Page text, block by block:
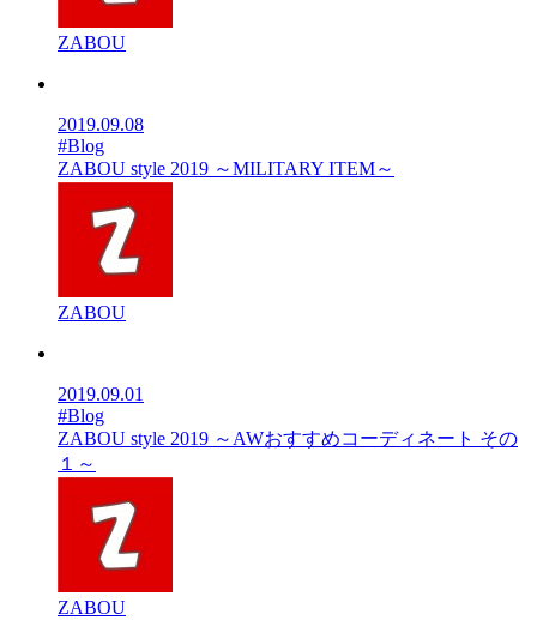
ZABOU
2019.09.08
#Blog
ZABOU style 2019 ～MILITARY ITEM～
ZABOU
2019.09.01
#Blog
ZABOU style 2019 ～AWおすすめコーディネート その
１～
ZABOU